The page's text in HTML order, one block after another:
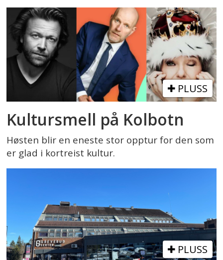
PLUSS
Kultursmell på Kolbotn
Høsten blir en eneste stor opptur for den som
er glad i kortreist kultur.
PLUSS